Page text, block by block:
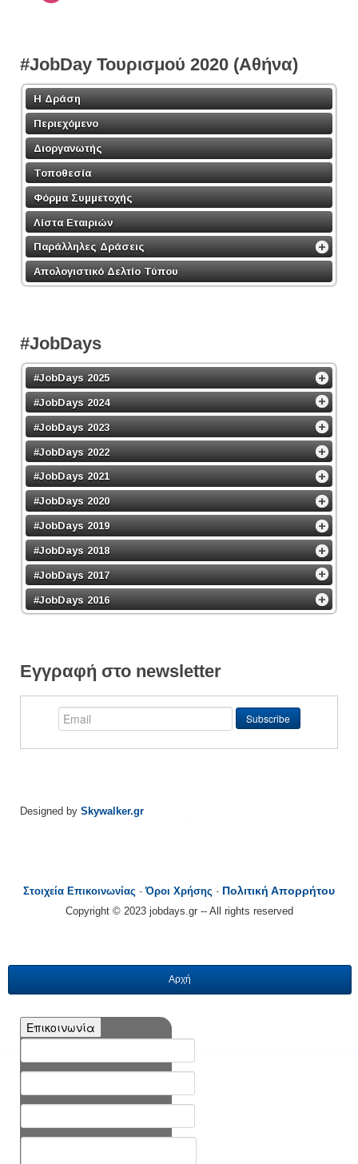
#JobDay Τουρισμού 2020 (Αθήνα)
Η Δράση
Περιεχόμενο
Διοργανωτής
Τοποθεσία
Φόρμα Συμμετοχής
Λίστα Εταιριών
Παράλληλες Δράσεις
Απολογιστικό Δελτίο Τύπου
#JobDays
#JobDays 2025
#JobDays 2024
#JobDays 2023
#JobDays 2022
#JobDays 2021
#JobDays 2020
#JobDays 2019
#JobDays 2018
#JobDays 2017
#JobDays 2016
Εγγραφή στο newsletter
Designed by Skywalker.gr
Στοιχεία Επικοινωνίας -Όροι Χρήσης - Πολιτική Απορρήτου
Copyright © 2023 jobdays.gr -- All rights reserved
Αρχή